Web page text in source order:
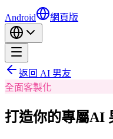
Android 網頁版
返回 AI 男友
全面客製化
打造你的專屬AI